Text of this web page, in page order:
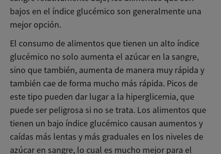
bajos en el índice glucémico son generalmente una
mejor opción.
El consumo de alimentos que tienen un alto índice
glucémico no solo aumenta el azúcar en la sangre,
sino que también, aumenta de manera muy rápida y
también cae de forma mucho más rápida. Picos de
este tipo pueden dar lugar a la hiperglicemia, que
puede ser peligrosa si no se trata. Los alimentos que
tienen un bajo índice glucémico causan aumentos y
caídas más lentas y más graduales en los niveles de
azúcar en sangre, lo cual es mucho mejor para el